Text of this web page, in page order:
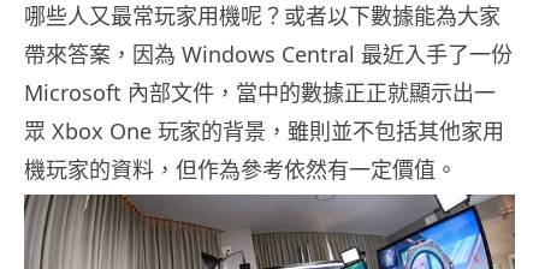
哪些人又最常玩家用機呢？或者以下數據能為大家
帶來答案，因為 Windows Central 最近入手了一份
Microsoft 內部文件，當中的數據正正就顯示出一
眾 Xbox One 玩家的背景，雖則並不包括其他家用
機玩家的資料，但作為參考依然有一定價值。